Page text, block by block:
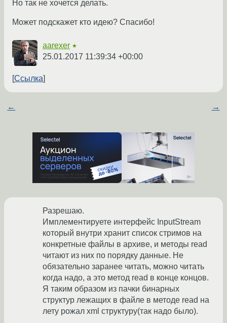
Но так не хочется делать.
Может подскажет кто идею? Спасибо!
aarexer ★
25.01.2017 11:39:34 +00:00
Ссылка
← →
Разрешаю.
Имплементируете интерфейс InputStream
который внутри хранит список стримов на
конкретные файлы в архиве, и методы read
читают из них по порядку данные. Не
обязательно заранее читать, можно читать
когда надо, а это метод read в конце концов.
Я таким образом из пачки бинарных
структур лежащих в файле в методе read на
лету рожал xml структуру(так надо было).